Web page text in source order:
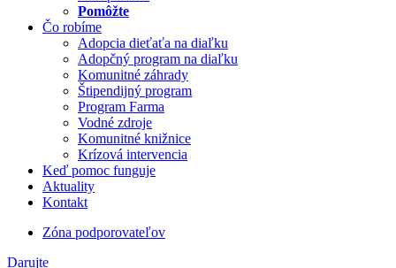
Pomôžte
Čo robíme
Adopcia dieťaťa na diaľku
Adopčný program na diaľku
Komunitné záhrady
Štipendijný program
Program Farma
Vodné zdroje
Komunitné knižnice
Krízová intervencia
Keď pomoc funguje
Aktuality
Kontakt
Zóna podporovateľov
Darujte